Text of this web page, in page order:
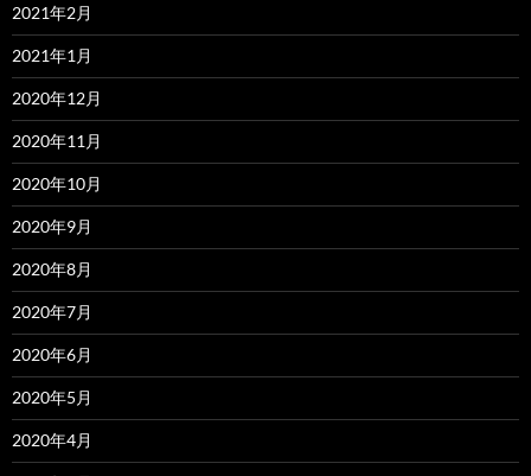
2021年2月
2021年1月
2020年12月
2020年11月
2020年10月
2020年9月
2020年8月
2020年7月
2020年6月
2020年5月
2020年4月